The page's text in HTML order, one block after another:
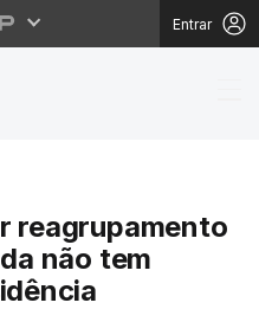
Entrar
impedir
reagrupamento
não tem